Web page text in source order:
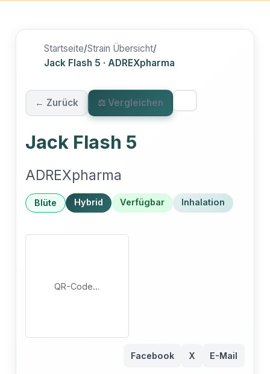
Startseite/Strain Übersicht/
Jack Flash 5 · ADREXpharma
← Zurück ⚖ Vergleichen
Jack Flash 5
ADREXpharma
Blüte Hybrid Verfügbar Inhalation
QR-Code…
Facebook X E-Mail